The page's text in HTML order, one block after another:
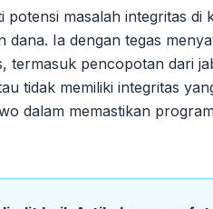
masalah integritas di
dana. Ia dengan tegas
termasuk pencopotan dari
tidak memiliki integritas
dalam memastikan